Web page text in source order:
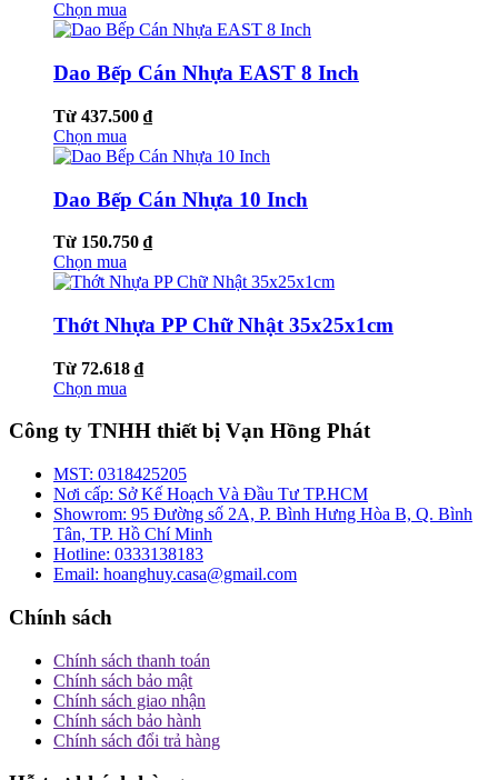
Chọn mua
Dao Bếp Cán Nhựa EAST 8 Inch
Từ 437.500 ₫
Chọn mua
Dao Bếp Cán Nhựa 10 Inch
Từ 150.750 ₫
Chọn mua
Thớt Nhựa PP Chữ Nhật 35x25x1cm
Từ 72.618 ₫
Chọn mua
Công ty TNHH thiết bị Vạn Hồng Phát
MST: 0318425205
Nơi cấp: Sở Kế Hoạch Và Đầu Tư TP.HCM
Showrom: 95 Đường số 2A, P. Bình Hưng Hòa B, Q. Bình
Tân, TP. Hồ Chí Minh
Hotline: 0333138183
Email: hoanghuy.casa@gmail.com
Chính sách
Chính sách thanh toán
Chính sách bảo mật
Chính sách giao nhận
Chính sách bảo hành
Chính sách đổi trả hàng